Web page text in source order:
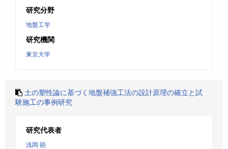
研究分野
地盤工学
研究機関
東京大学
土の塑性論に基づく地盤補強工法の設計原理の確立と試
験施工の事例研究
研究代表者
浅岡 顕